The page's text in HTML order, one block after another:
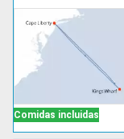
Comidas incluidas